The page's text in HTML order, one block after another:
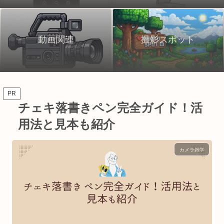
動画関連 撮影スポット
PR
チェキ落書きペン完全ガイド！活
用法と見本も紹介
カメラ雑学